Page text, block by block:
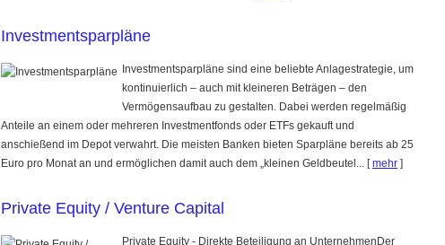
Investmentsparpläne
Investmentsparpläne sind eine beliebte Anlagestrategie, um
kontinuierlich – auch mit kleineren Beträgen – den
Vermögensaufbau zu gestalten. Dabei werden regelmäßig
Anteile an einem oder mehreren Investmentfonds oder ETFs gekauft und
anschießend im Depot verwahrt. Die meisten Banken bieten Sparpläne bereits ab 25
Euro pro Monat an und ermöglichen damit auch dem „kleinen Geldbeutel... [mehr ]
Private Equity / Venture Capital
Private Equity - Direkte Beteiligung an UnternehmenDer